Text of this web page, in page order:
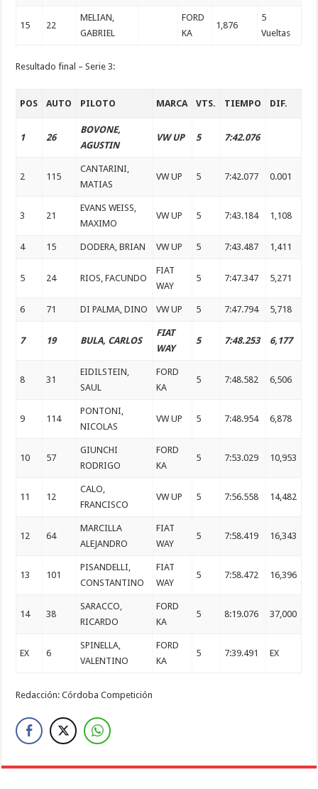
15 22
MELIAN,
GABRIEL
FORD
KA
1,876
5
Vueltas
Resultado final – Serie 3:
POS AUTO PILOTO MARCA VTS. TIEMPO DIF.
1 26
BOVONE,
AGUSTIN
VW UP 5 7:42.076
2 115
CANTARINI,
MATIAS
VW UP 5 7:42.077 0.001
3 21
EVANS WEISS,
MAXIMO
VW UP 5 7:43.184 1,108
4 15 DODERA, BRIAN VW UP 5 7:43.487 1,411
5 24 RIOS, FACUNDO
FIAT
WAY
5 7:47.347 5,271
6 71 DI PALMA, DINO VW UP 5 7:47.794 5,718
7 19 BULA, CARLOS
FIAT
WAY
5 7:48.253 6,177
8 31
EIDILSTEIN,
SAUL
FORD
KA
5 7:48.582 6,506
9 114
PONTONI,
NICOLAS
VW UP 5 7:48.954 6,878
10 57
GIUNCHI
RODRIGO
FORD
KA
5 7:53.029 10,953
11 12
CALO,
FRANCISCO
VW UP 5 7:56.558 14,482
12 64
MARCILLA
ALEJANDRO
FIAT
WAY
5 7:58.419 16,343
13 101
PISANDELLI,
CONSTANTINO
FIAT
WAY
5 7:58.472 16,396
14 38
SARACCO,
RICARDO
FORD
KA
5 8:19.076 37,000
EX 6
SPINELLA,
VALENTINO
FORD
KA
5 7:39.491 EX
Redacción: Córdoba Competición